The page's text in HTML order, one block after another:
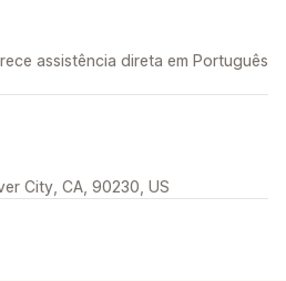
assistência direta em Português
City, CA, 90230, US